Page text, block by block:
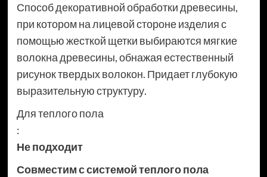
Способ декоративной обработки древесины,
при котором на лицевой стороне изделия с
помощью жесткой щетки выбираются мягкие
волокна древесины, обнажая естественный
рисунок твердых волокон. Придает глубокую
выразительную структуру.
Для теплого пола
:
Не подходит
Совместим с системой теплого пола